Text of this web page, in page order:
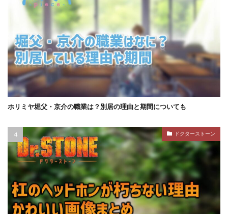
ホリミヤ堀父・京介の職業は？別居の理由と期間についても
ドクターストーン